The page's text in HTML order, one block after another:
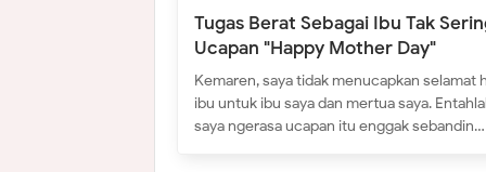
Tugas Berat Sebagai Ibu Tak
Ucapan "Happy Mother Day"
Kemaren, saya tidak menucapkan selamat
ibu untuk ibu saya dan mertua saya.
saya ngerasa ucapan itu enggak sebandin…